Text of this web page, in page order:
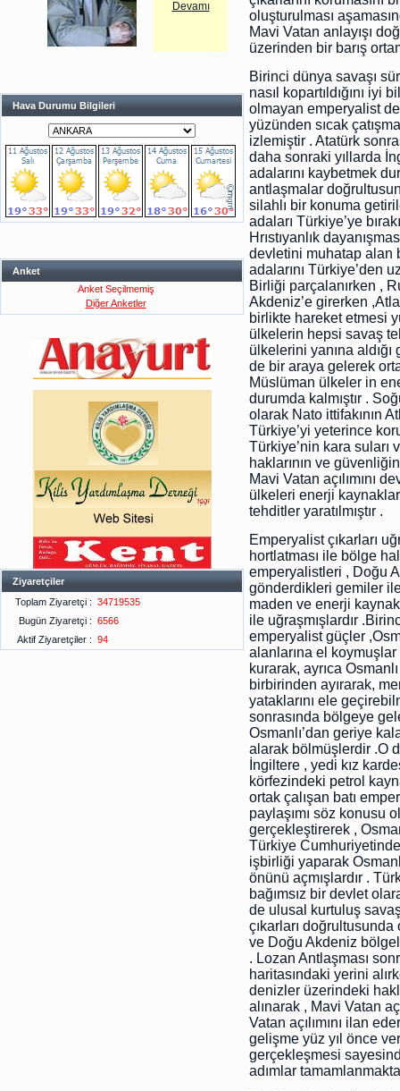
Devamı
Hava Durumu Bilgileri
Anket
Anket Seçilmemiş
Diğer Anketler
Ziyaretçiler
Toplam Ziyaretçi : 34719535
Bugün Ziyaretçi : 6566
Aktif Ziyaretçiler : 94
oluşturulması
Mavi Vatan anlayışı
üzerinden bir barış
Birinci dünya savaşı
nasıl kopartıldığını iyi
olmayan emperyalist
yüzünden sıcak
izlemiştir . Atatürk
daha sonraki yıllarda
adalarını kaybetmek
antlaşmalar
silahlı bir konuma
adaları Türkiye’ye
Hrıstıyanlık
devletini muhatap alan
adalarını Türkiye’den
Birliği parçalanırken ,
Akdeniz’e girerken
birlikte hareket etmesi
ülkelerin hepsi savaş
ülkelerini yanına
de bir araya gelerek
Müslüman ülkeler in
durumda kalmıştır .
olarak Nato ittifakının
Türkiye’yi yeterince
Türkiye’nin kara suları
haklarının ve
Mavi Vatan açılımını
ülkeleri enerji
tehditler yaratılmıştır .
Emperyalist çıkarları
hortlatması ile bölge
emperyalistleri , Doğu
gönderdikleri gemiler
maden ve enerji
ile uğraşmışlardır
emperyalist güçler
alanlarına el
kurarak, ayrıca
birbirinden ayırarak,
yataklarını ele
sonrasında bölgeye
Osmanlı’dan geriye
alarak bölmüşlerdir .O
İngiltere , yedi kız
körfezindeki petrol
ortak çalışan batı
paylaşımı söz konusu
gerçekleştirerek ,
Türkiye
işbirliği yaparak
önünü açmışlardır .
bağımsız bir devlet
de ulusal kurtuluş
çıkarları
ve Doğu Akdeniz
. Lozan Antlaşması
haritasındaki yerini
denizler üzerindeki
alınarak , Mavi Vatan
Vatan açılımını ilan
gelişme yüz yıl önce
gerçekleşmesi
adımlar